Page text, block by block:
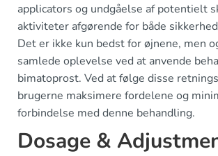
applicators og undgåelse af potentielt
aktiviteter afgørende for både
Det er ikke kun bedst for øjnene, men
samlede oplevelse ved at anvende
bimatoprost. Ved at følge disse
brugerne maksimere fordelene og
forbindelse med denne behandling.
Dosage &